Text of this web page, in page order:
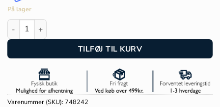
På lager
by Bonells 8kt Hjerte vedhæng - 748242 antal
TILFØJ TIL KURV
Varenummer (SKU):748242